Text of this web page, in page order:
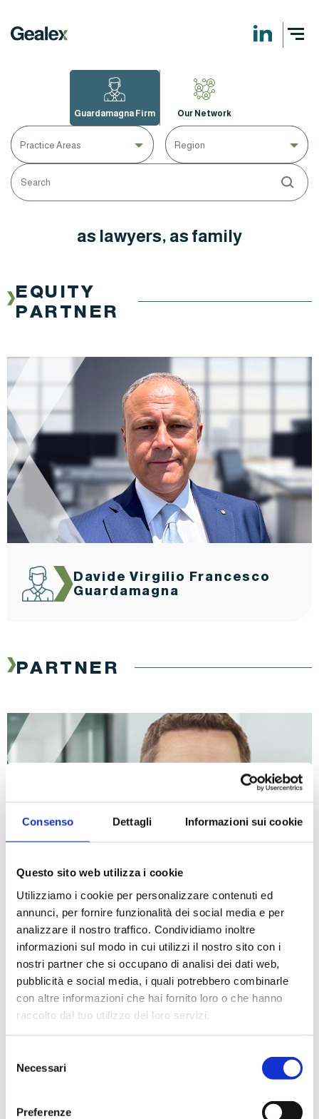
Consenso Dettagli Informazioni sui cookie
Questo sito web utilizza i cookie
Utilizziamo i cookie per personalizzare contenuti ed
annunci, per fornire funzionalità dei social media e per
analizzare il nostro traffico. Condividiamo inoltre
informazioni sul modo in cui utilizzi il nostro sito con i
nostri partner che si occupano di analisi dei dati web,
pubblicità e social media, i quali potrebbero combinarle
con altre informazioni che hai fornito loro o che hanno
raccolto dal tuo utilizzo dei loro servizi.
delNecessari
Preferenze
Guardamagna Firm Our Network
Practice Areas Region
as lawyers, as family
EQUITY
PARTNER
Davide Virgilio Francesco
Guardamagna
PARTNER
Edoardo Arbasino